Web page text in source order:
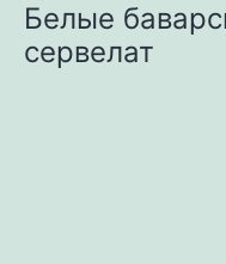
Белые
сервелат